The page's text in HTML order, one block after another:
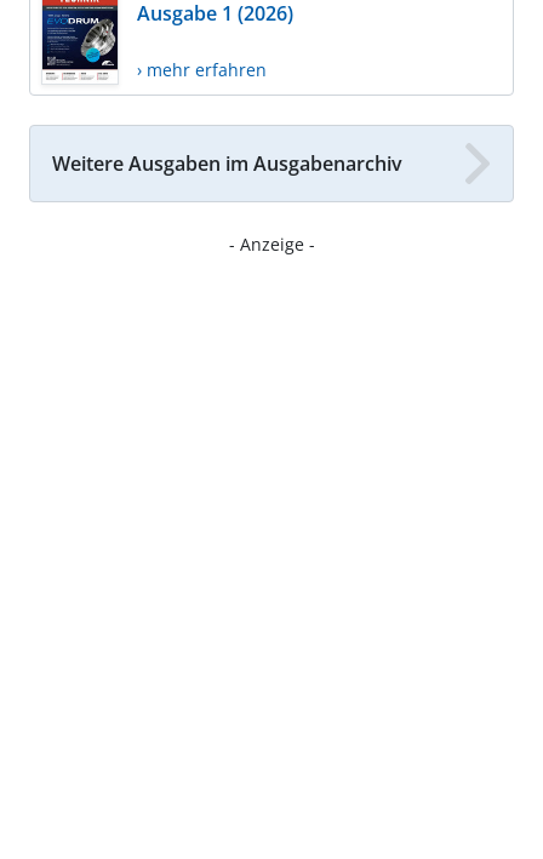
Ausgabe 1 (2026)
› mehr erfahren
Weitere Ausgaben im Ausgabenarchiv
- Anzeige -